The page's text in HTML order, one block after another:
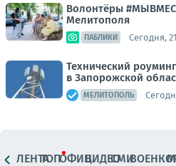
Волонтёры
Мелитополя
ПАБЛИКИ Сегодня,
Технический
в Запорожской
МЕЛИТОПОЛЬ
ЛЕНТАТОПОФИЦ.ВИДЕОСМИ